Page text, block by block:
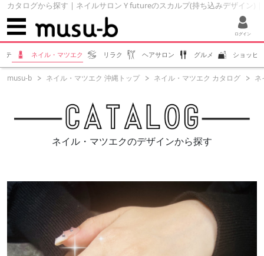
カタログから探す | ネイルサロン Y futureのスカルプ(持ち込みデザイン)
ログイン
テ ネイル・マツエク リラク ヘアサロン グルメ ショッピ
musu-b ネイル・マツエク 沖縄トップ ネイル・マツエク カタログ ネ
ネイル・マツエクのデザインから探す